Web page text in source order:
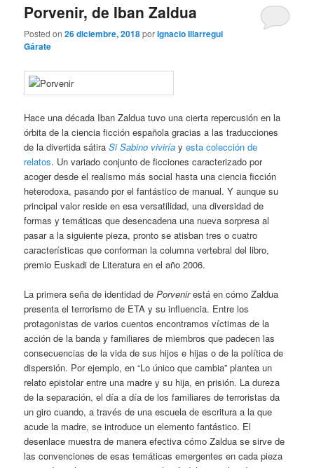
Porvenir, de Iban Zaldua
Posted on26 diciembre, 2018porIgnacio Illarregui
Gárate
Hace una década Iban Zaldua tuvo una cierta repercusión en la
órbita de la ciencia ficción española gracias a las traducciones
de la divertida sátiraSi Sabino viviría yesta colección de
relatos. Un variado conjunto de ficciones caracterizado por
acoger desde el realismo más social hasta una ciencia ficción
heterodoxa, pasando por el fantástico de manual. Y aunque su
principal valor reside en esa versatilidad, una diversidad de
formas y temáticas que desencadena una nueva sorpresa al
pasar a la siguiente pieza, pronto se atisban tres o cuatro
características que conforman la columna vertebral del libro,
premio Euskadi de Literatura en el año 2006.
La primera seña de identidad dePorvenirestá en cómo Zaldua
presenta el terrorismo de ETA y su influencia. Entre los
protagonistas de varios cuentos encontramos víctimas de la
acción de la banda y familiares de miembros que padecen las
consecuencias de la vida de sus hijos e hijas o de la política de
dispersión. Por ejemplo, en “Lo único que cambia” plantea un
relato epistolar entre una madre y su hija, en prisión. La dureza
de la separación, el día a día de los familiares de terroristas da
un giro cuando, a través de una escuela de escritura a la que
acude la madre, se introduce un elemento fantástico. El
desenlace muestra de manera efectiva cómo Zaldua se sirve de
las convenciones de esas temáticas emergentes en cada pieza